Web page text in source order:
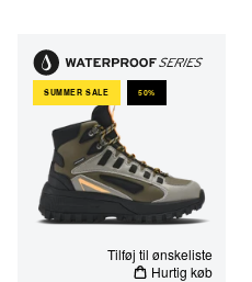
SUMMER SALE 50%
EU STØRRELSER
KVINDE
MAND
Tilføj til ønskeliste
Hurtig køb
Apaze Hightop | Taupe Army